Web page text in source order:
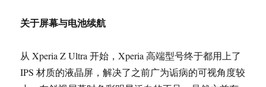
关于屏幕与电池续航
从 Xperia Z Ultra 开始，Xperia 高端型号终于都用上了
IPS 材质的液晶屏，解决了之前广为诟病的可视角度较